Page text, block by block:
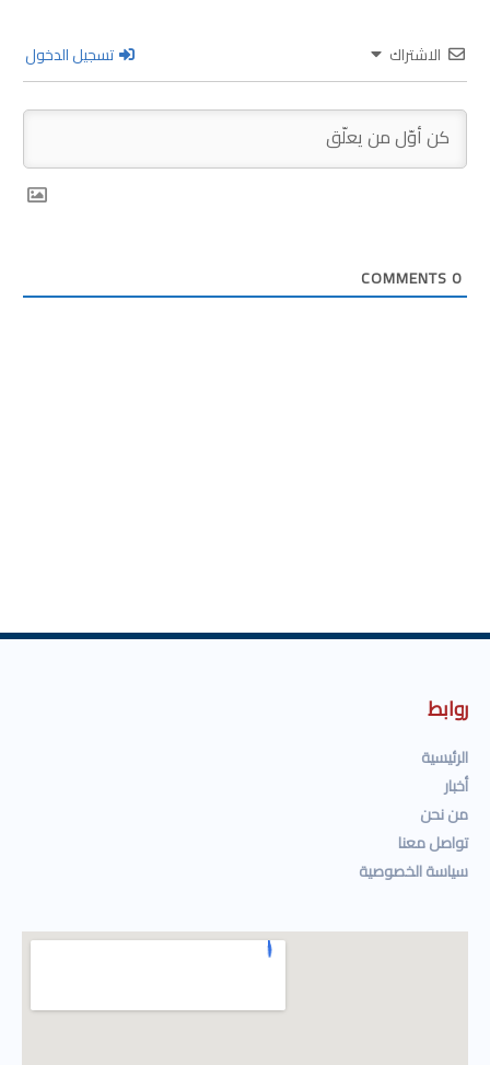
الاشتراك تسجيل الدخول
0
روابط
الرئيسية
أخبار
من نحن
تواصل معنا
سياسة الخصوصية